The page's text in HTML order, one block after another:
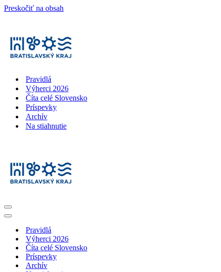
Preskočiť na obsah
Pravidlá
Výherci 2026
Číta celé Slovensko
Príspevky
Archív
Na stiahnutie
Menu
navigácie
Menu
navigáciePravidlá
Výherci 2026
Číta celé Slovensko
Príspevky
Archív